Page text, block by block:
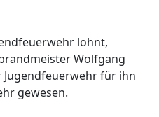
lohnt,
Wolfgang
Jugendfeuerwehr für ihn
gewesen.